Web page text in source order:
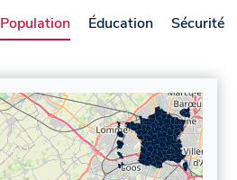
Population Éducation Sécurité